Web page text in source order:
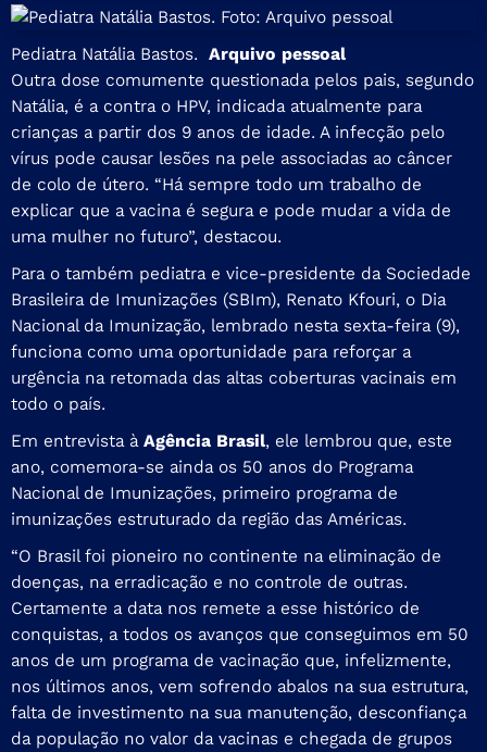
Pediatra Natália Bastos. Arquivo pessoal
Outra dose comumente questionada pelos pais, segundo
Natália, é a contra o HPV, indicada atualmente para
crianças a partir dos 9 anos de idade. A infecção pelo
vírus pode causar lesões na pele associadas ao câncer
de colo de útero. “Há sempre todo um trabalho de
explicar que a vacina é segura e pode mudar a vida de
uma mulher no futuro”, destacou.
Para o também pediatra e vice-presidente da Sociedade
Brasileira de Imunizações (SBIm), Renato Kfouri, o Dia
Nacional da Imunização, lembrado nesta sexta-feira (9),
funciona como uma oportunidade para reforçar a
urgência na retomada das altas coberturas vacinais em
todo o país.
Em entrevista à Agência Brasil, ele lembrou que, este
ano, comemora-se ainda os 50 anos do Programa
Nacional de Imunizações, primeiro programa de
imunizações estruturado da região das Américas.
“O Brasil foi pioneiro no continente na eliminação de
doenças, na erradicação e no controle de outras.
Certamente a data nos remete a esse histórico de
conquistas, a todos os avanços que conseguimos em 50
anos de um programa de vacinação que, infelizmente,
nos últimos anos, vem sofrendo abalos na sua estrutura,
falta de investimento na sua manutenção, desconfiança
da população no valor da vacinas e chegada de grupos